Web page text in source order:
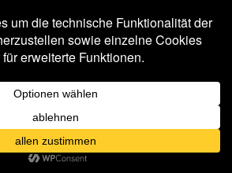
|Verschlagwortet mit Solar Fake
2023 –
2023vonNatalie Laube